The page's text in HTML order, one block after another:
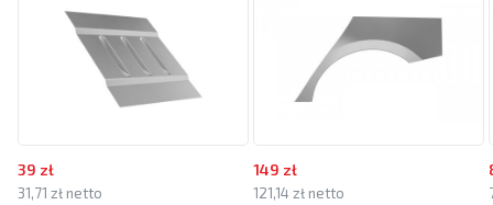
39 zł
31,71 zł netto
149 zł
121,14 zł netto